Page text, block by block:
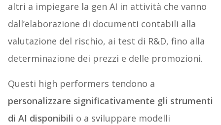
altri a impiegare la gen AI in attività che vanno
dall’elaborazione di documenti contabili alla
valutazione del rischio, ai test di R&D, fino alla
determinazione dei prezzi e delle promozioni.
Questi high performers tendono a
personalizzare significativamente gli strumenti
di AI disponibili o a sviluppare modelli